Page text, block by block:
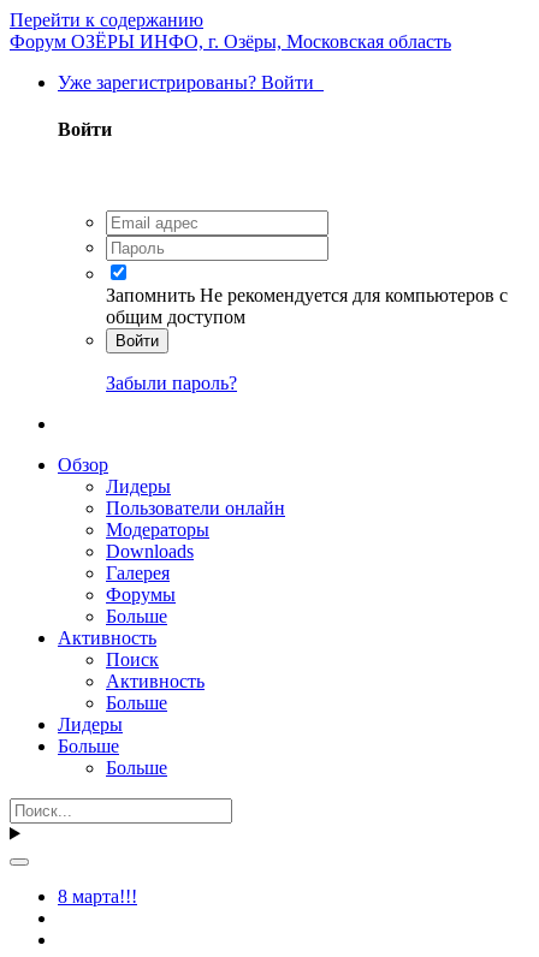
Перейти к содержанию
Форум ОЗЁРЫ ИНФО, г. Озёры, Московская область
Уже зарегистрированы? Войти
Войти
Запомнить Не рекомендуется для компьютеров с
общим доступом
Войти
Забыли пароль?
Обзор
Лидеры
Пользователи онлайн
Модераторы
Downloads
Галерея
Форумы
Больше
Активность
Поиск
Активность
Больше
Лидеры
Больше
Больше
8 марта!!!